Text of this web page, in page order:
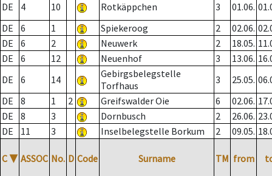
DE
4 10 Rotkäppchen 3 01.06.
DE
6 1 Spiekeroog 2 02.06.
DE
6 2 Neuwerk 2 18.05.
DE
6 12 Neuenhof 3 13.06.
DE
6 14
Gebirgsbelegstelle
Torfhaus
3 25.05.
DE
8 1 2 Greifswalder Oie 6 02.06.
DE
8 3 Dornbusch 2 26.06.
DE
11 3 Inselbelegstelle Borkum 2 09.05.
C ▼ ASSOC No. D Code Surname TM from